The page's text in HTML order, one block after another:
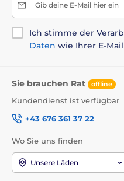
Gib deine E-Mail hier ein
Ich stimme der
Daten wie Ihrer E-
Sie brauchen Rat offline
Kundendienst ist verfügbar
+43 676 361 37 22
Wo Sie uns finden
Unsere Läden